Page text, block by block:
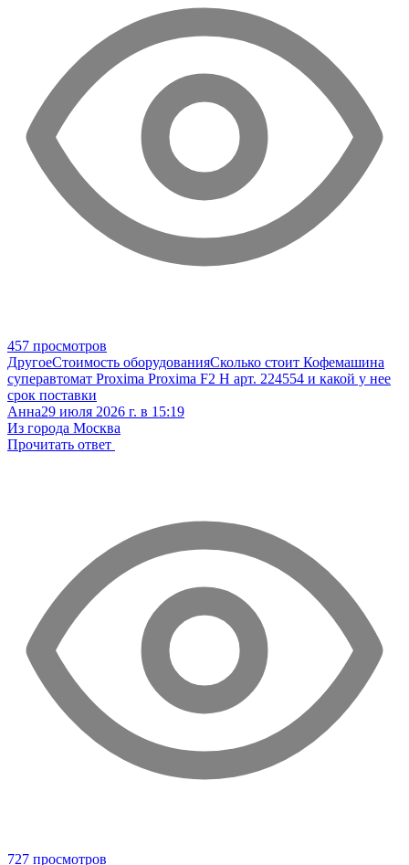
457 просмотров
ДругоеСтоимость оборудованияСколько стоит Кофемашина
суперавтомат Proxima Proxima F2 H арт. 224554 и какой у нее
срок поставки
Анна29 июля 2026 г. в 15:19
Из города Москва
Прочитать ответ
727 просмотров